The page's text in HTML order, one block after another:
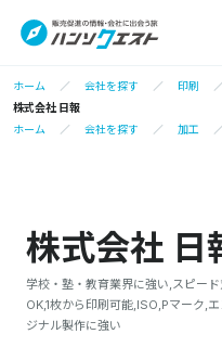
ホーム 会社を探す 印刷
株式会社 日報
ホーム
会社を探す 加工
株式会社 日
学校・塾・教育業界に強い,スピー
OK,1枚から印刷可能,ISO,Pマーク,
ジナル製作に強い